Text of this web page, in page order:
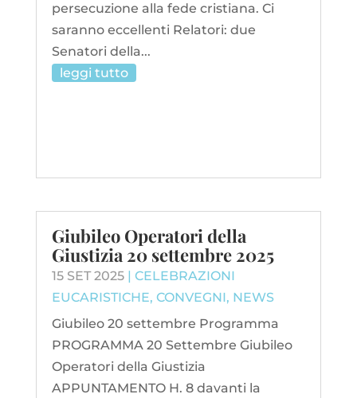
persecuzione alla fede cristiana. Ci
saranno eccellenti Relatori: due
Senatori della...
leggi tutto
Giubileo Operatori della
Giustizia 20 settembre 2025
15 SET 2025| CELEBRAZIONI
EUCARISTICHE, CONVEGNI, NEWS
Giubileo 20 settembre Programma
PROGRAMMA 20 Settembre Giubileo
Operatori della Giustizia
APPUNTAMENTO H. 8 davanti la